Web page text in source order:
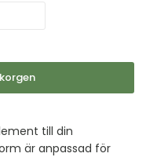
till din
är anpassad för